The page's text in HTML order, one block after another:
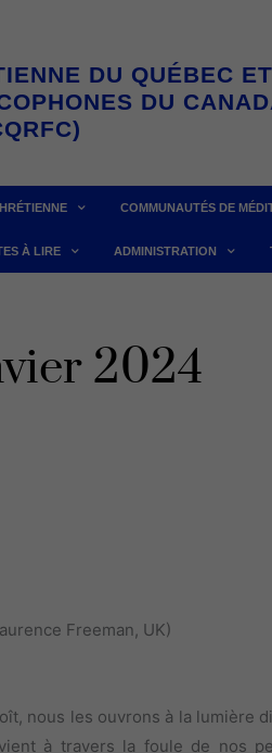
DU QUÉBEC ET
DU
COMMUNAUTÉS DE
À LIRE ADMINISTRATION
2024
Freeman, UK)
nous les ouvrons à la lumière
à travers la foule de nos